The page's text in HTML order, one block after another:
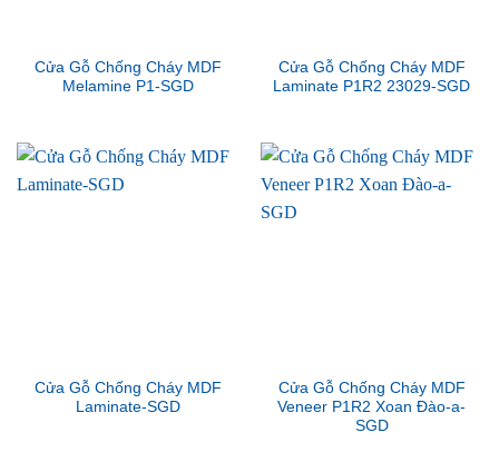
Cửa Gỗ Chống Cháy MDF
Melamine P1-SGD
Cửa Gỗ Chống Cháy MDF
Laminate P1R2 23029-SGD
Cửa Gỗ Chống Cháy MDF
Laminate-SGD
Cửa Gỗ Chống Cháy MDF
Veneer P1R2 Xoan Đào-a-
SGD